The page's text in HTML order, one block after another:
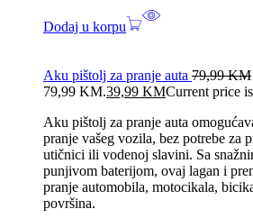
Dodaj u korpu
Aku pištolj za pranje auta 79,99KM
79,99 KM.39,99 KMCurrent price
Aku pištolj za pranje auta
pranje vašeg vozila, bez potrebe za
utičnici ili vodenoj slavini. Sa
punjivom baterijom, ovaj lagan i
pranje automobila, motocikala,
površina.